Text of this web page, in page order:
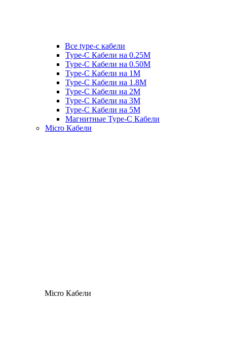
Все type-c кабели
Type-C Кабели на 0.25М
Type-C Кабели на 0.50М
Type-C Кабели на 1М
Type-C Кабели на 1.8М
Type-C Кабели на 2М
Type-C Кабели на 3М
Type-C Кабели на 5М
Магнитные Type-C Кабели
Micro Кабели
Micro Кабели